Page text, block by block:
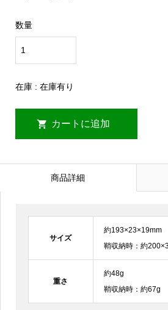
数量
在庫 : 在庫有り
商品詳細
サイズ
約193×23×19mm
鞘収納時：約
重さ
約48g
鞘収納時：約67g